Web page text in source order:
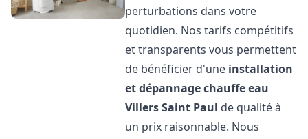
perturbations dans votre
quotidien. Nos tarifs compétitifs
et transparents vous permettent
de bénéficier d'une installation
et dépannage chauffe eau
Villers Saint Paul de qualité à
un prix raisonnable. Nous